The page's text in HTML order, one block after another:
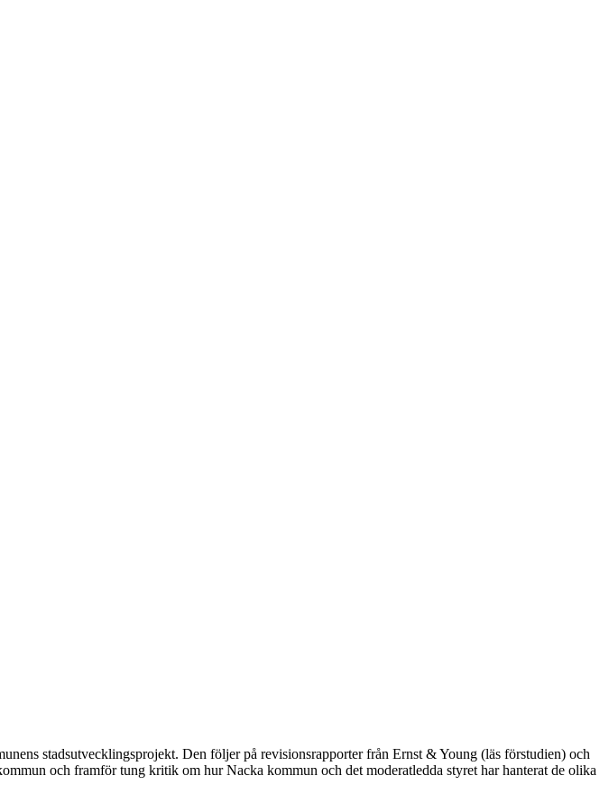
stadsutvecklingsprojekt. Den följer på revisionsrapporter från Ernst & Young (läs förstudien) och
och framför tung kritik om hur Nacka kommun och det moderatledda styret har hanterat de olika